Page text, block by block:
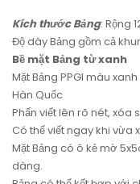
Kích thước Bảng: Rộng
Độ dày Bảng gồm cả
Bề mặt Bảng từ xanh
Mặt Bảng PPGI màu
Hàn Quốc
Phấn viết lên rõ nét, xóa
Có thể viết ngay khi vừa
Mặt Bảng có ô kẻ mờ
dàng.